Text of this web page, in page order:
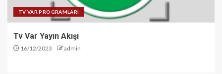
TV VAR PROGRAMLARI
Tv Var Yayın Akışı
16/12/2023 admin